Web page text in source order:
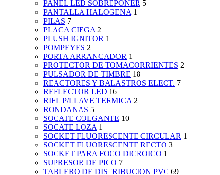
PANEL LED SOBREPONER 5
PANTALLA HALOGENA 1
PILAS 7
PLACA CIEGA 2
PLUSH IGNITOR 1
POMPEYES 2
PORTA ARRANCADOR 1
PROTECTOR DE TOMACORRIENTES 2
PULSADOR DE TIMBRE 18
REACTORES Y BALASTROS ELECT. 7
REFLECTOR LED 16
RIEL P/LLAVE TERMICA 2
RONDANAS 5
SOCATE COLGANTE 10
SOCATE LOZA 1
SOCKET FLUORESCENTE CIRCULAR 1
SOCKET FLUORESCENTE RECTO 3
SOCKET PARA FOCO DICROICO 1
SUPRESOR DE PICO 7
TABLERO DE DISTRIBUCION PVC 69